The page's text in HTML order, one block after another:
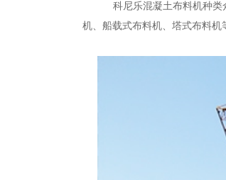
科尼乐混凝土布料机种
机、船载式布料机、塔式布料机